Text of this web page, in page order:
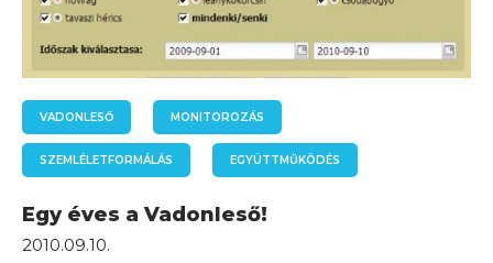
VADONLESŐ MONITOROZÁS
SZEMLÉLETFORMÁLÁS EGYÜTTMŰKÖDÉS
Egy éves a Vadonleső!
2010.09.10.